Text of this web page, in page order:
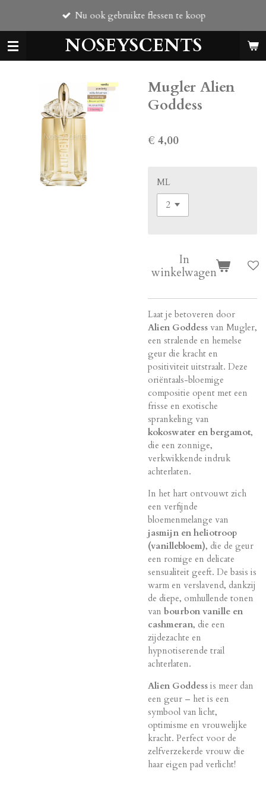
de
hoofdinhoud
NOSEYSCENTS
Nu ook gebruikte flessen te koop
Mugler Alien
Goddess
€ 4,00
ML
In
winkelwagen
Laat je betoveren door
Alien Goddess van Mugler,
een stralende en hemelse
geur die kracht en
positiviteit uitstraalt. Deze
oriëntaals-bloemige
compositie opent met een
frisse en exotische
sprankeling van
kokoswater en bergamot,
die een zonnige,
verkwikkende indruk
achterlaten.
In het hart ontvouwt zich
een verfijnde
bloemenmelange van
jasmijn en heliotroop
(vanillebloem), die de geur
een romige en delicate
sensualiteit geeft. De basis is
warm en verslavend, dankzij
de diepe, omhullende tonen
van bourbon vanille en
cashmeran, die een
zijdezachte en
hypnotiserende trail
achterlaten.
Alien Goddess is meer dan
een geur – het is een
symbool van licht,
optimisme en vrouwelijke
kracht. Perfect voor de
zelfverzekerde vrouw die
haar eigen pad verlicht!